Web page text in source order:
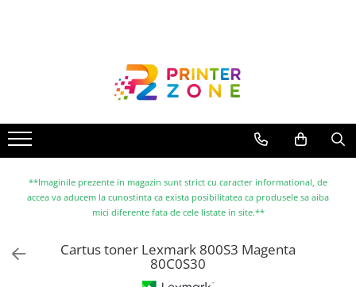
Imprimante cu jet
Multifunctionale laser
Multifunctionale cu jet
Imprimante etichete
Scanere
**Imaginile prezente in magazin sunt strict cu caracter informational, de
accea va aducem la cunostinta ca exista posibilitatea ca produsele sa aiba
mici diferente fata de cele listate in site.**
Cartus toner Lexmark 800S3 Magenta
80C0S30